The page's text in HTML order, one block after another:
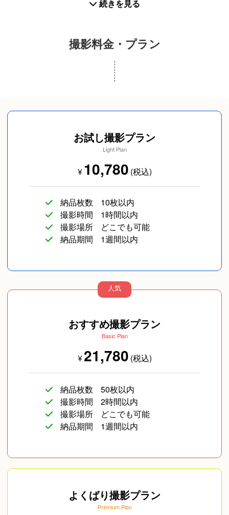
長寿／還暦 SNS用
続きを見る
撮影料金・プラン
お試し撮影プラン
Light Plan
¥10,780 (税込)
納品枚数
10枚以内
撮影時間
1時間以内
撮影場所
どこでも可能
納品期間
1週間以内
人気
おすすめ撮影プラン
Basic Plan
¥21,780 (税込)
納品枚数
50枚以内
撮影時間
2時間以内
撮影場所
どこでも可能
納品期間
1週間以内
よくばり撮影プラン
Premium Plan